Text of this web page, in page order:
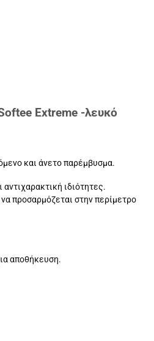
Extreme -λευκό
και άνετο παρέμβυσμα.
ιδιότητες.
προσαρμόζεται στην περίμετρο
αποθήκευση.